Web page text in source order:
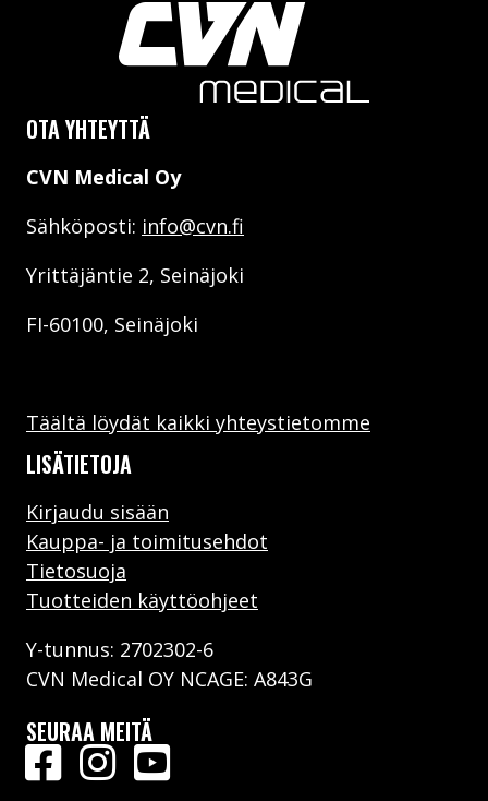
CVN PACKING GAUZE
TUTUSTU
TUTUSTU
OTA YHTEYTTÄ
CVN Medical Oy
Sähköposti: info@cvn.fi
Yrittäjäntie 2, Seinäjoki
FI-60100, Seinäjoki
Täältä löydät kaikki yhteystietomme
LISÄTIETOJA
Kirjaudu sisään
Kauppa- ja toimitusehdot
Tietosuoja
Tuotteiden käyttöohjeet
Y-tunnus: 2702302-6
CVN Medical OY NCAGE: A843G
SEURAA MEITÄ